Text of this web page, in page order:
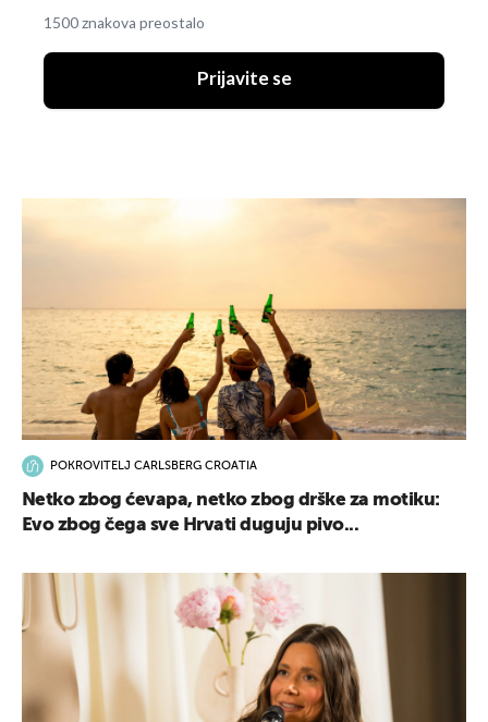
1500 znakova preostalo
Prijavite se
POKROVITELJ CARLSBERG CROATIA
Netko zbog ćevapa, netko zbog drške za motiku:
Evo zbog čega sve Hrvati duguju pivo...